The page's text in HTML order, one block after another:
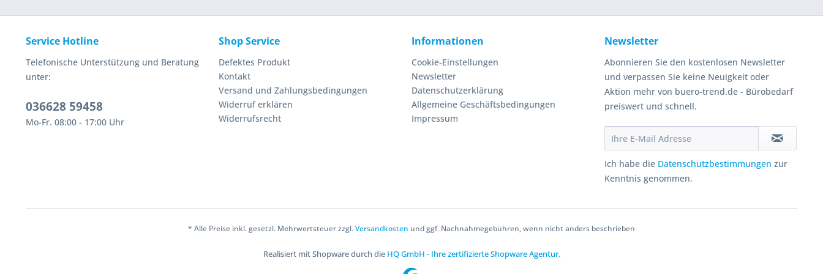
Service Hotline
Telefonische Unterstützung und Beratung
unter:
036628 59458
Mo-Fr. 08:00 - 17:00 Uhr
Shop Service
Defektes Produkt
Kontakt
Versand und Zahlungsbedingungen
Widerruf erklären
Widerrufsrecht
Informationen
Cookie-Einstellungen
Newsletter
Datenschutzerklärung
Allgemeine Geschäftsbedingungen
Impressum
Newsletter
Abonnieren Sie den kostenlosen Newsletter
und verpassen Sie keine Neuigkeit oder
Aktion mehr von buero-trend.de - Bürobedarf
preiswert und schnell.
Ich habe die Datenschutzbestimmungen zur
Kenntnis genommen.
* Alle Preise inkl. gesetzl. Mehrwertsteuer zzgl.Versandkosten und ggf. Nachnahmegebühren, wenn nicht anders beschrieben
Realisiert mit Shopware durch die HQ GmbH - Ihre zertifizierte Shopware Agentur.